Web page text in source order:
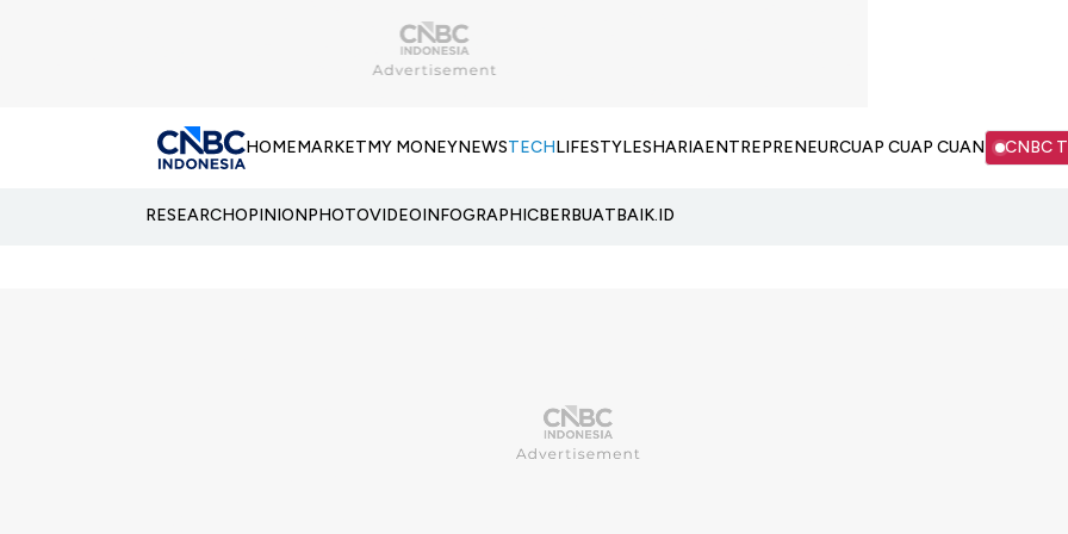
HOMEMARKETMY MONEYNEWSTECHLIFESTYLESHARIAENTREPRENEURCUAP CUAP CUAN CNBC
RESEARCHOPINIONPHOTOVIDEOINFOGRAPHICBERBUATBAIK.ID